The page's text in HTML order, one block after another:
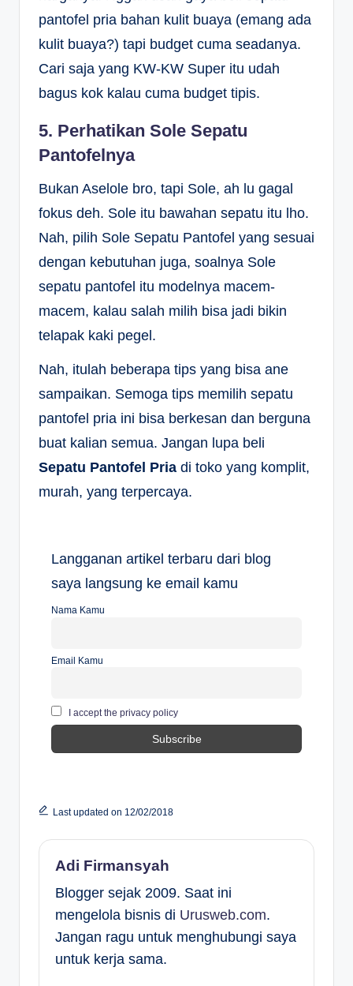
pantofel pria bahan kulit buaya (emang ada
kulit buaya?) tapi budget cuma seadanya.
Cari saja yang KW-KW Super itu udah
bagus kok kalau cuma budget tipis.
5. Perhatikan Sole Sepatu
Pantofelnya
Bukan Aselole bro, tapi Sole, ah lu gagal
fokus deh. Sole itu bawahan sepatu itu lho.
Nah, pilih Sole Sepatu Pantofel yang sesuai
dengan kebutuhan juga, soalnya Sole
sepatu pantofel itu modelnya macem-
macem, kalau salah milih bisa jadi bikin
telapak kaki pegel.
Nah, itulah beberapa tips yang bisa ane
sampaikan. Semoga tips memilih sepatu
pantofel pria ini bisa berkesan dan berguna
buat kalian semua. Jangan lupa beli
Sepatu Pantofel Pria di toko yang komplit,
murah, yang terpercaya.
Langganan artikel terbaru dari blog
saya langsung ke email kamu
Nama Kamu
Email Kamu
I accept the privacy policy
Last updated on 12/02/2018
Adi Firmansyah
Blogger sejak 2009. Saat ini
mengelola bisnis di Urusweb.com.
Jangan ragu untuk menghubungi saya
untuk kerja sama.